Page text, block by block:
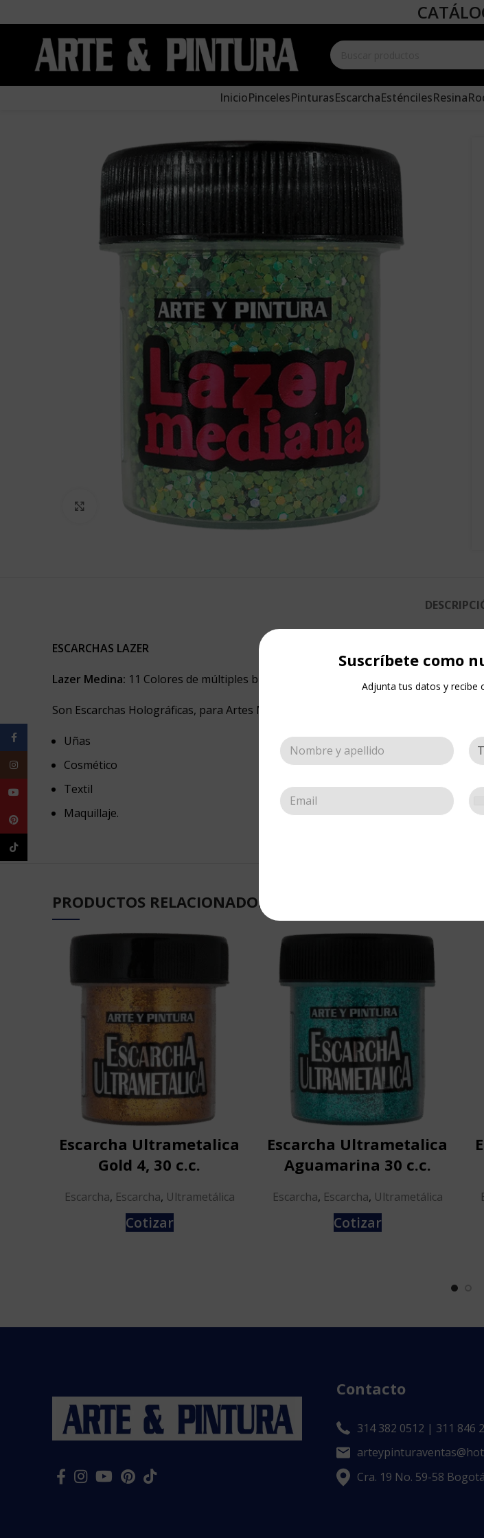
Suscríbete como
Adjunta tus datos y recibe
InicioPincelesPinturasEscarchaEsténcilesResina
Clic para agrandar
ESCARCHAS LAZER
Lazer Medina: 11 Colores de múltiples brillos.
Son Escarchas Holográficas, para Artes Manuales, de uso también en:
Uñas
Cosmético
Textil
Maquillaje.
PRODUCTOS RELACIONADOS
Escarcha Ultrametalica
Gold 4, 30 c.c.
Escarcha, Escarcha, Ultrametálica
Cotizar
Escarcha Ultrametalica
Aguamarina 30 c.c.
Escarcha, Escarcha, Ultrametálica
Cotizar
Contacto
314 382 0512 | 311 846
Cra. 19 No. 59-58
Facebook
Instagram
YouTube
Pinterest